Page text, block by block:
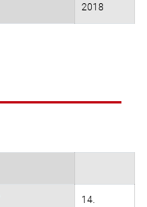
2018
14.